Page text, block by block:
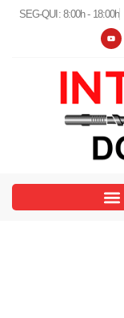
SEG-QUI: 8:00h - 18:00h